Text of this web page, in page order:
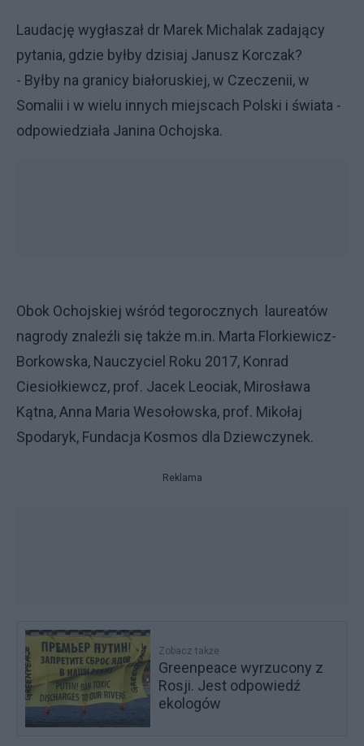
Laudację wygłaszał dr Marek Michalak zadający
pytania, gdzie byłby dzisiaj Janusz Korczak?
- Byłby na granicy białoruskiej, w Czeczenii, w
Somalii i w wielu innych miejscach Polski i świata -
odpowiedziała Janina Ochojska.
Obok Ochojskiej wśród tegorocznych laureatów
nagrody znaleźli się także m.in. Marta Florkiewicz-
Borkowska, Nauczyciel Roku 2017, Konrad
Ciesiołkiewcz, prof. Jacek Leociak, Mirosława
Kątna, Anna Maria Wesołowska, prof. Mikołaj
Spodaryk, Fundacja Kosmos dla Dziewczynek.
Reklama
Zobacz także
Greenpeace wyrzucony z
Rosji. Jest odpowiedź
ekologów